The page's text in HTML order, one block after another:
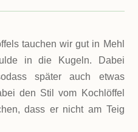
tauchen wir gut in Mehl
in die Kugeln. Dabei
später auch etwas
den Stil vom Kochlöffel
dass er nicht am Teig